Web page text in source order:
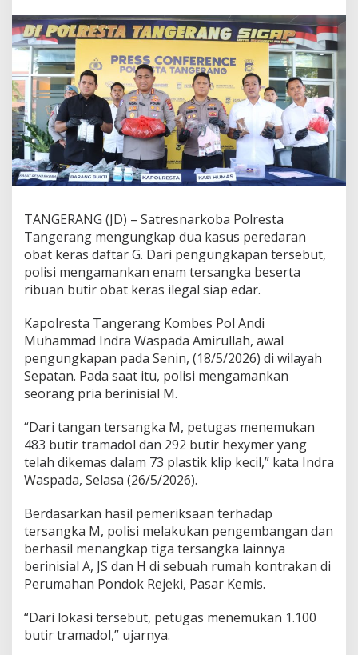
g
e
a
n
T
n
g
k
a
p
n
a
m
O
r
a
g
d
a
l
a
m
n
g
g
e
b
e
k
a
n
r
i
TANGERANG (JD) – Satresnarkoba Polresta
Tangerang mengungkap dua kasus peredaran
obat keras daftar G. Dari pengungkapan tersebut,
polisi mengamankan enam tersangka beserta
ribuan butir obat keras ilegal siap edar.
Kapolresta Tangerang Kombes Pol Andi
Muhammad Indra Waspada Amirullah, awal
pengungkapan pada Senin, (18/5/2026) di wilayah
Sepatan. Pada saat itu, polisi mengamankan
seorang pria berinisial M.
“Dari tangan tersangka M, petugas menemukan
483 butir tramadol dan 292 butir hexymer yang
telah dikemas dalam 73 plastik klip kecil,” kata Indra
Waspada, Selasa (26/5/2026).
Berdasarkan hasil pemeriksaan terhadap
tersangka M, polisi melakukan pengembangan dan
berhasil menangkap tiga tersangka lainnya
berinisial A, JS dan H di sebuah rumah kontrakan di
Perumahan Pondok Rejeki, Pasar Kemis.
“Dari lokasi tersebut, petugas menemukan 1.100
butir tramadol,” ujarnya.